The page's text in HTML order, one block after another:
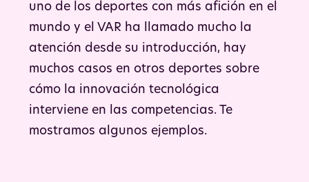
uno de los deportes con más afición en el
mundo y el VAR ha llamado mucho la
atención desde su introducción, hay
muchos casos en otros deportes sobre
cómo la innovación tecnológica
interviene en las competencias. Te
mostramos algunos ejemplos.